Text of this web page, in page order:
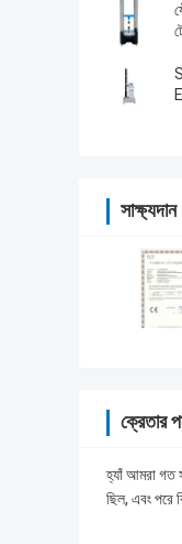
সাক্ষ্যদান
ক্রেতার
হ্যাঁ আমরা গত
ছিল, এবং পরে